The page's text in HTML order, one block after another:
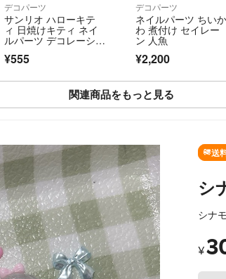
デコパーツ
サンリオ ハローキテ
ィ 日焼けキティ ネイ
ルパーツ デコレーショ
¥555
デコパーツ
ネイルパーツ ちいか
わ 煮付け セイレー
ン 人魚
¥2,200
関連商品をもっと見る
送
シ
シナ
¥